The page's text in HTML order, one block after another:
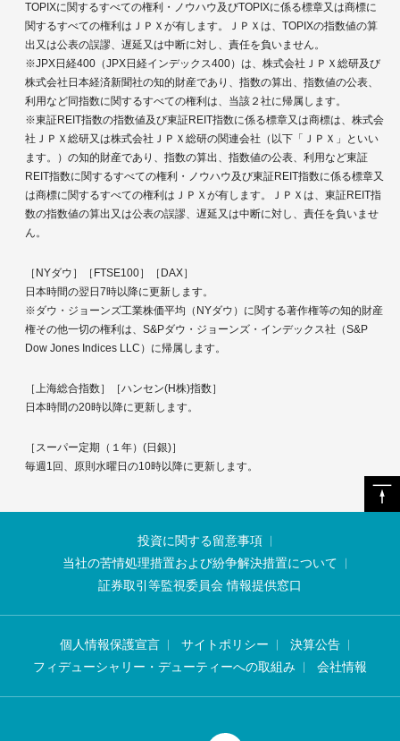
TOPIXに関するすべての権利・ノウハウ及びTOPIXに係る標章又は商標に
関するすべての権利はＪＰＸが有します。ＪＰＸは、TOPIXの指数値の算
出又は公表の誤謬、遅延又は中断に対し、責任を負いません。
※JPX日経400（JPX日経インデックス400）は、株式会社ＪＰＸ総研及び
株式会社日本経済新聞社の知的財産であり、指数の算出、指数値の公表、
利用など同指数に関するすべての権利は、当該２社に帰属します。
※東証REIT指数の指数値及び東証REIT指数に係る標章又は商標は、株式会
社ＪＰＸ総研又は株式会社ＪＰＸ総研の関連会社（以下「ＪＰＸ」といい
ます。）の知的財産であり、指数の算出、指数値の公表、利用など東証
REIT指数に関するすべての権利・ノウハウ及び東証REIT指数に係る標章又
は商標に関するすべての権利はＪＰＸが有します。ＪＰＸは、東証REIT指
数の指数値の算出又は公表の誤謬、遅延又は中断に対し、責任を負いませ
ん。
［NYダウ］［FTSE100］［DAX］
日本時間の翌日7時以降に更新します。
※ダウ・ジョーンズ工業株価平均（NYダウ）に関する著作権等の知的財産
権その他一切の権利は、S&Pダウ・ジョーンズ・インデックス社（S&P
Dow Jones Indices LLC）に帰属します。
［上海総合指数］［ハンセン(H株)指数］
日本時間の20時以降に更新します。
［スーパー定期（１年）(日銀)］
毎週1回、原則水曜日の10時以降に更新します。
投資に関する留意事項
当社の苦情処理措置および紛争解決措置について
証券取引等監視委員会 情報提供窓口
個人情報保護宣言 サイトポリシー
決算公告
フィデューシャリー・デューティーへの取組み
会社情報